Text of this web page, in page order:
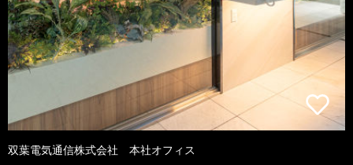
双葉電気通信株式会社 本社オフィス